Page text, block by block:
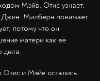
Мэйв, Отис узнаёт,
Джин. Милберн понимает
потому что он
матери как её
дела.
Отис и Мэйв остались